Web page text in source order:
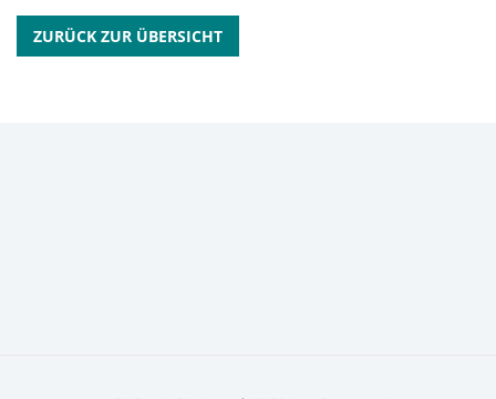
ZURÜCK ZUR ÜBERSICHT